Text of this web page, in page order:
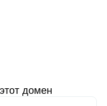
домен